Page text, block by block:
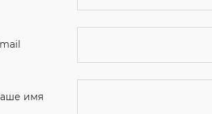
Я соглашаюсь с
Отправить